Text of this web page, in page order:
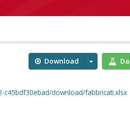
Download
download/fabbricati.xlsx